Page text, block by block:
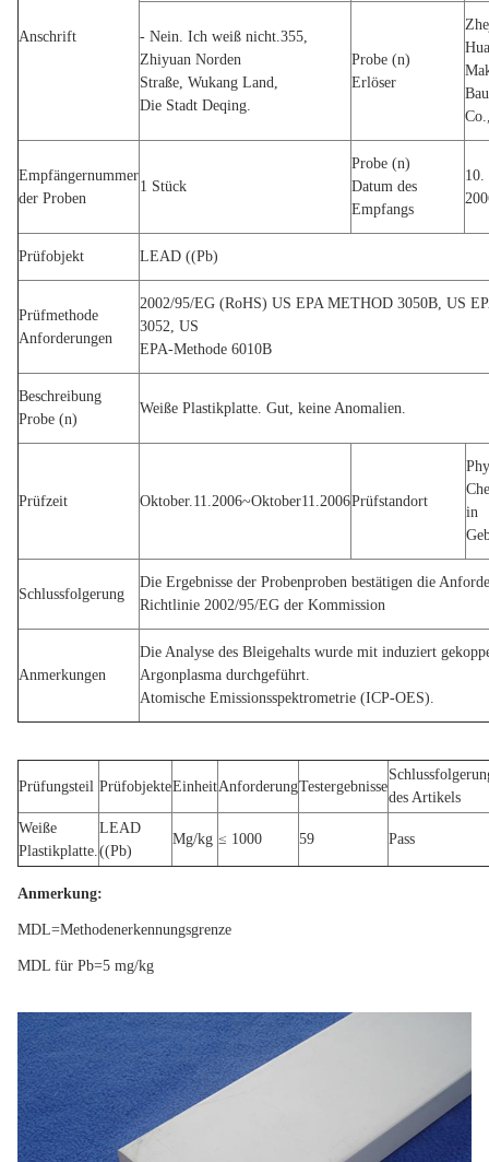
Anschrift
- Nein. Ich weiß nicht.355,
Zhiyuan Norden
Straße, Wukang Land,
Die Stadt Deqing.
Probe (n)
Erlöser
Empfängernummer
der Proben
1 Stück
Probe (n)
Datum des
Empfangs
10.
Prüfobjekt LEAD ((Pb)
Prüfmethode
Anforderungen
2002/95/EG (RoHS) US EPA METHOD 3050B, US
3052, US
EPA-Methode 6010B
Beschreibung
Probe (n)
Weiße Plastikplatte. Gut, keine Anomalien.
Prüfzeit Oktober.11.2006~Oktober11.2006Prüfstandort
in
Schlussfolgerung
Die Ergebnisse der Probenproben bestätigen die
Richtlinie 2002/95/EG der Kommission
Anmerkungen
Die Analyse des Bleigehalts wurde mit induziert
Argonplasma durchgeführt.
Atomische Emissionsspektrometrie (ICP-OES).
Prüfungsteil PrüfobjekteEinheitAnforderungTestergebnisse
des Artikels
Weiße
Plastikplatte.
LEAD
((Pb)
Mg/kg ≤ 1000 59 Pass
Anmerkung:
MDL=Methodenerkennungsgrenze
MDL für Pb=5 mg/kg